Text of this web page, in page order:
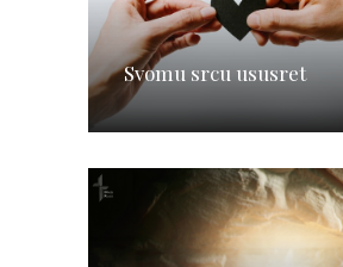
Svomu srcu ususret